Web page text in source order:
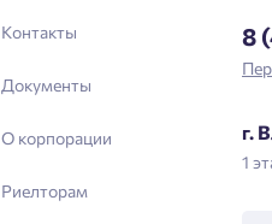
Контакты
Документы
О корпорации
Риелторам
8
г.
1